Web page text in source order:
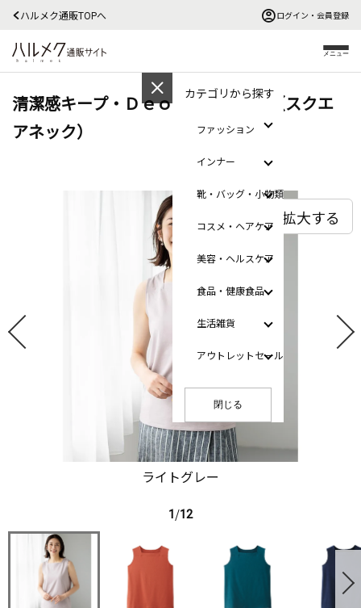
ハルメク通販TOPへ ログイン・会員登録
メニュー
カテゴリから探す
ファッション
インナー
靴・バッグ・小物類
コスメ・ヘアケア
美容・ヘルスケア
食品・健康食品
生活雑貨
アウトレットセール
閉じる
清潔感キープ・Ｄｅｏタンクトップ（スクエ
アネック）
ライトグレー
拡大する
1/12